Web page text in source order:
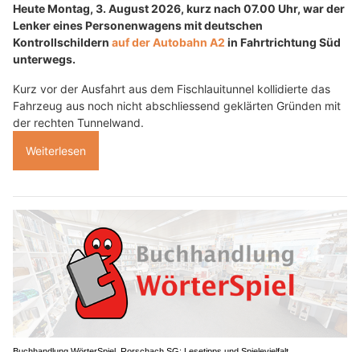
Heute Montag, 3. August 2026, kurz nach 07.00 Uhr, war der
Lenker eines Personenwagens mit deutschen
Kontrollschildern auf der Autobahn A2 in Fahrtrichtung Süd
unterwegs.
Kurz vor der Ausfahrt aus dem Fischlauitunnel kollidierte das
Fahrzeug aus noch nicht abschliessend geklärten Gründen mit
der rechten Tunnelwand.
Weiterlesen